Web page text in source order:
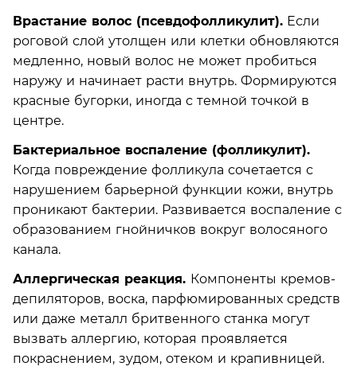
Врастание волос (псевдофолликулит). Если
роговой слой утолщен или клетки обновляются
медленно, новый волос не может пробиться
наружу и начинает расти внутрь. Формируются
красные бугорки, иногда с темной точкой в
центре.
Бактериальное воспаление (фолликулит).
Когда повреждение фолликула сочетается с
нарушением барьерной функции кожи, внутрь
проникают бактерии. Развивается воспаление с
образованием гнойничков вокруг волосяного
канала.
Аллергическая реакция. Компоненты кремов-
депиляторов, воска, парфюмированных средств
или даже металл бритвенного станка могут
вызвать аллергию, которая проявляется
покраснением, зудом, отеком и крапивницей.